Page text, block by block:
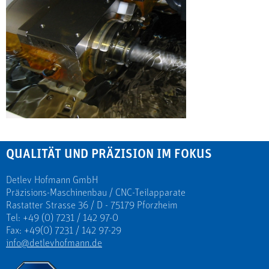
QUALITÄT UND PRÄZISION IM FOKUS
Detlev Hofmann GmbH
Präzisions-Maschinenbau / CNC-Teilapparate
Rastatter Strasse 36 / D - 75179 Pforzheim
Tel: +49 (0) 7231 / 142 97-0
Fax: +49(0) 7231 / 142 97-29
info@detlevhofmann.de